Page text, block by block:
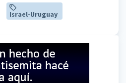
Israel-Uruguay